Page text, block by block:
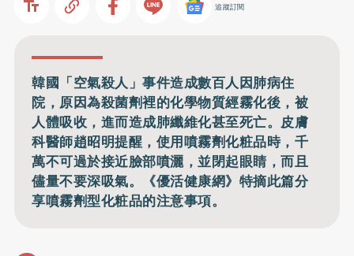
追蹤訂閱
韓國「空氣殺人」事件造成數百人因肺病住
院，原因為殺菌劑裡的化學物質經霧化後，被
人體吸收，進而造成肺纖維化甚至死亡。皮膚
科醫師趙昭明提醒，使用噴霧劑化粧品時，千
萬不可過於接近臉部噴灑，並閉起眼睛，而且
儘量不要深吸氣。《優活健康網》特摘此篇分
享噴霧劑型化粧品的注意事項。